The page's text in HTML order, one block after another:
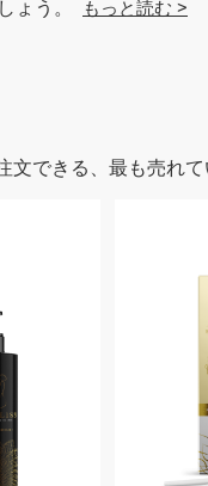
ょう。
もっと読む >
できる、最も売れて